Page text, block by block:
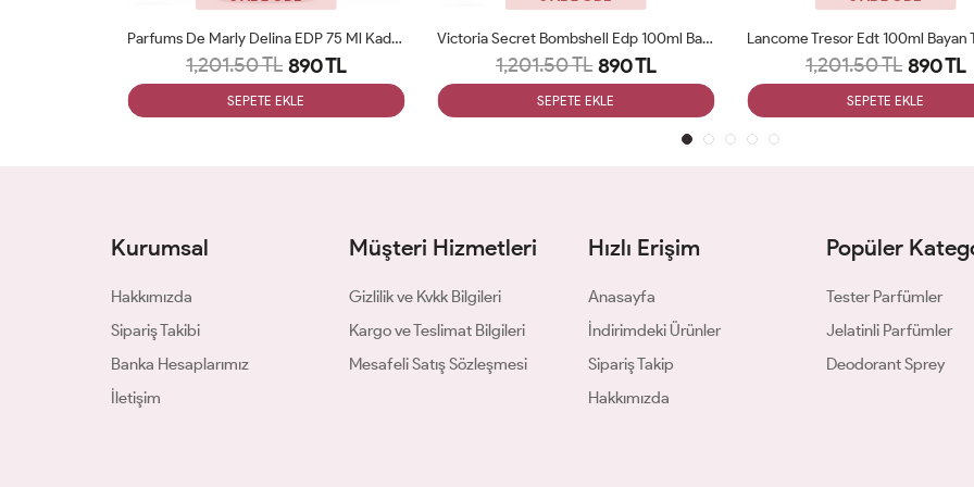
Parfums De Marly Delina EDP 75 Ml Kadın Tester Parfüm Woman
1,201.50 TL 890 TL
SEPETE EKLE
Victoria Secret Bombshell Edp 100ml Bayan Tester Parfüm Woman
1,201.50 TL 890 TL
SEPETE EKLE
1,201.50 TL 890 TL
SEPETE EKLE
Kurumsal
Hakkımızda
Sipariş Takibi
Banka Hesaplarımız
İletişim
Müşteri Hizmetleri
Gizlilik ve Kvkk Bilgileri
Kargo ve Teslimat Bilgileri
Mesafeli Satış Sözleşmesi
Hızlı Erişim
Anasayfa
İndirimdeki Ürünler
Sipariş Takip
Hakkımızda
Popüler
Tester Parfümler
Jelatinli Parfümler
Deodorant Sprey